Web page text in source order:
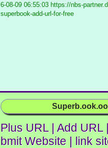
6-08-09 06:55:03 https://nbs-
superbook-add-url-for-free
Plus URL | Add URL
bmit Website | link